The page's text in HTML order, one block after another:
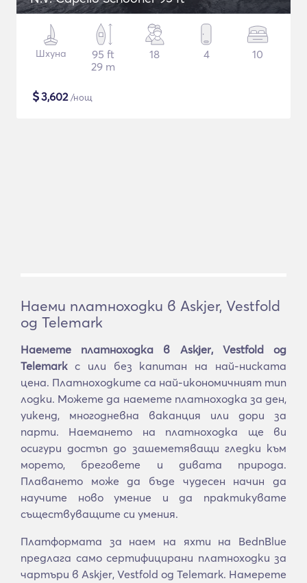
Шхуна
95 ft
29 m
18 4 10
$3,602/нощ
Наеми платноходки в Askjer, Vestfold
og Telemark
Наемете платноходка в Askjer, Vestfold og
Telemarkс или без капитан на най-ниската
цена. Платноходките са най-икономичният тип
лодки. Можете да наемете платноходка за ден,
уикенд, многодневна ваканция или дори за
парти. Наемането на платноходка ще ви
осигури достъп до зашеметяващи гледки към
морето, бреговете и дивата природа.
Плаването може да бъде чудесен начин да
научите ново умение и да практикувате
съществуващите си умения.
Платформата за наем на яхти на BednBlue
предлага само сертифицирани платноходки за
чартъри в Askjer, Vestfold og Telemark. Намерете